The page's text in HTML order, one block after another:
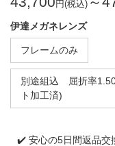
円(税込)
伊達メガネレンズ
フレームのみ
別途組込 屈折率
ト加工済)
✔️ 安心の5日間返品交